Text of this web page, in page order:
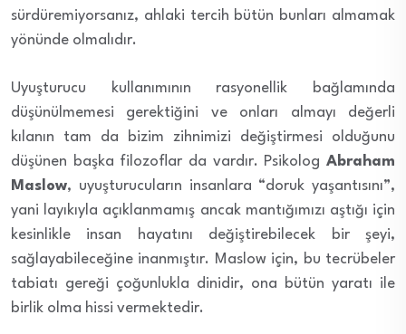
sürdüremiyorsanız, ahlaki tercih bütün bunları almamak
yönünde olmalıdır.
Uyuşturucu kullanımının rasyonellik bağlamında
düşünülmemesi gerektiğini ve onları almayı değerli
kılanın tam da bizim zihnimizi değiştirmesi olduğunu
düşünen başka filozoflar da vardır. Psikolog Abraham
Maslow, uyuşturucuların insanlara “doruk yaşantısını”,
yani layıkıyla açıklanmamış ancak mantığımızı aştığı için
kesinlikle insan hayatını değiştirebilecek bir şeyi,
sağlayabileceğine inanmıştır. Maslow için, bu tecrübeler
tabiatı gereği çoğunlukla dinidir, ona bütün yaratı ile
birlik olma hissi vermektedir.